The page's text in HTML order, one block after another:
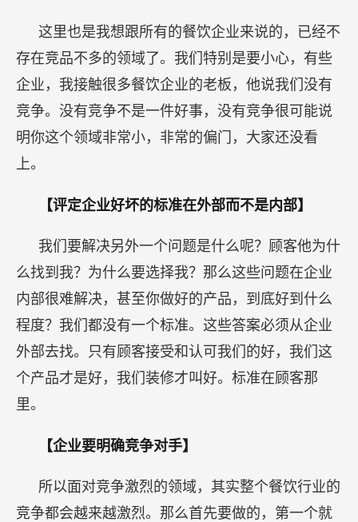
这里也是我想跟所有的餐饮企业来说的，已经不
存在竞品不多的领域了。我们特别是要小心，有些
企业，我接触很多餐饮企业的老板，他说我们没有
竞争。没有竞争不是一件好事，没有竞争很可能说
明你这个领域非常小，非常的偏门，大家还没看
上。
【评定企业好坏的标准在外部而不是内部】
我们要解决另外一个问题是什么呢？顾客他为什
么找到我？为什么要选择我？那么这些问题在企业
内部很难解决，甚至你做好的产品，到底好到什么
程度？我们都没有一个标准。这些答案必须从企业
外部去找。只有顾客接受和认可我们的好，我们这
个产品才是好，我们装修才叫好。标准在顾客那
里。
【企业要明确竞争对手】
所以面对竞争激烈的领域，其实整个餐饮行业的
竞争都会越来越激烈。那么首先要做的，第一个就